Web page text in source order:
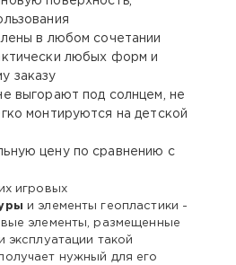
в любом сочетании
любых форм и
заказу
выгорают под солнцем, не
монтируются на детской
цену по сравнению с
игровых
и элементы геопластики -
элементы, размещенные
эксплуатации такой
нужный для его